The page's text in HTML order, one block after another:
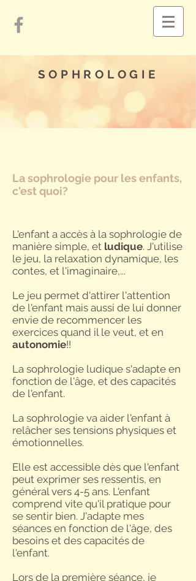
SOPHROLOGIE
La sophrologie pour les enfants,
c'est quoi?
L'enfant a accès à la sophrologie de
manière simple, et ludique. J'utilise
le jeu, la relaxation dynamique, les
contes, et l'imaginaire,...
Le jeu permet d'attirer l'attention
de l'enfant mais aussi de lui donner
envie de recommencer les
exercices quand il le veut, et en
autonomie!!
La sophrologie ludique s'adapte en
fonction de l'âge, et des capacités
de l'enfant.
La sophrologie va aider l'enfant à
relâcher ses tensions physiques et
émotionnelles.
Elle est accessible dès que l'enfant
peut exprimer ses ressentis, en
général vers 4-5 ans. L'enfant
comprend vite qu'il pratique pour
se sentir bien. J'adapte mes
séances en fonction de l'âge, des
besoins et des capacités de
l'enfant.
Lors de la première séance, je